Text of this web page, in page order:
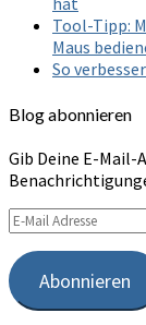
Tool-Tipp:
Maus
So
Blog abonnieren
Gib Deine E-Mail-
E-
Mail
Adresse
Abonnieren